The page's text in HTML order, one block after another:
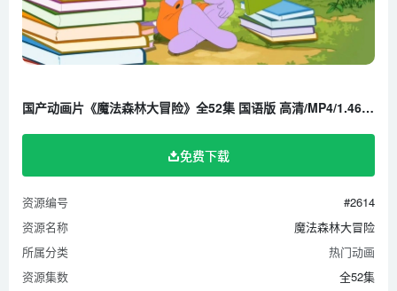
国产动画片《魔法森林大冒险》全52集 国语版 高清/MP4/1.46G 百度云网盘下载
免费下载
资源编号
#2614
资源名称
魔法森林大冒险
所属分类
热门动画
资源集数
全52集